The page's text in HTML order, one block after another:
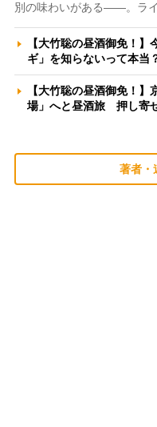
別の味わいがある――。ラ
【大竹聡の昼酒御免！
ギ」を知らないって本
【大竹聡の昼酒御免！
場」へと昼酒旅 押し寄
著者・